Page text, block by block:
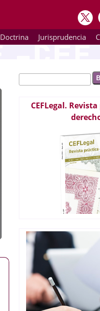
Doctrina Jurisprudencia
Formulario de
Buscar
CEFLegal.